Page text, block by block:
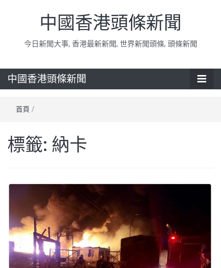
中國香港頭條新聞
今日新聞大事, 香港最新新聞, 世界新聞頭條, 頭條新聞
中國香港頭條新聞
首頁 /
標籤: 納卡